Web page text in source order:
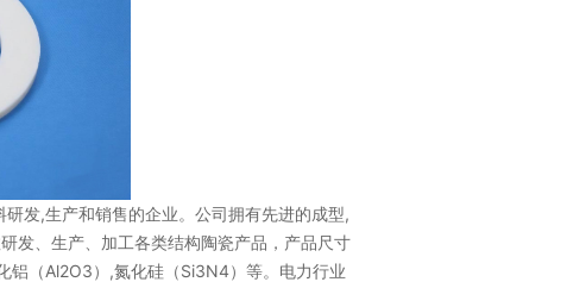
发,生产和销售的企业。公司拥有先进的成型,
发、生产、加工各类结构陶瓷产品，产品尺寸
铝（Al2O3）,氮化硅（Si3N4）等。电力行业